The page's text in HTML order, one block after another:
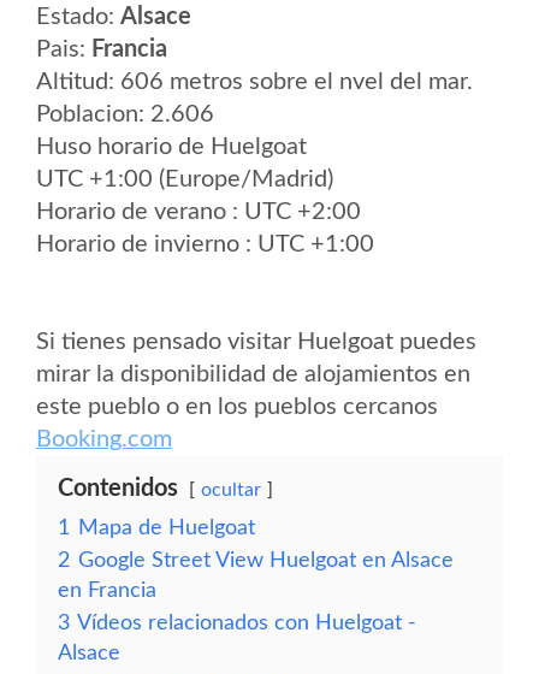
Estado: Alsace
Pais: Francia
Altitud: 606 metros sobre el nvel del mar.
Poblacion: 2.606
Huso horario de Huelgoat
UTC +1:00 (Europe/Madrid)
Horario de verano : UTC +2:00
Horario de invierno : UTC +1:00
Si tienes pensado visitar Huelgoat puedes
mirar la disponibilidad de alojamientos en
este pueblo o en los pueblos cercanos
Booking.com
Contenidos ocultar
1
Mapa de Huelgoat
2 Google Street View Huelgoat en Alsace
en Francia
3 Vídeos relacionados con Huelgoat -
Alsace